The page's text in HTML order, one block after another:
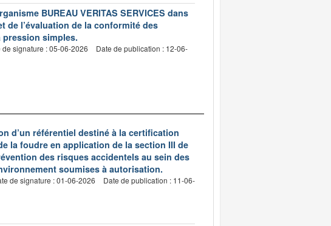
BUREAU VERITAS SERVICES dans
de l’évaluation de la conformité des
simples.
de signature : 05-06-2026
Date de publication : 12-06-
d’un référentiel destiné à la certification
la foudre en application de la section III de
des risques accidentels au sein des
soumises à autorisation.
de signature : 01-06-2026
Date de publication : 11-06-